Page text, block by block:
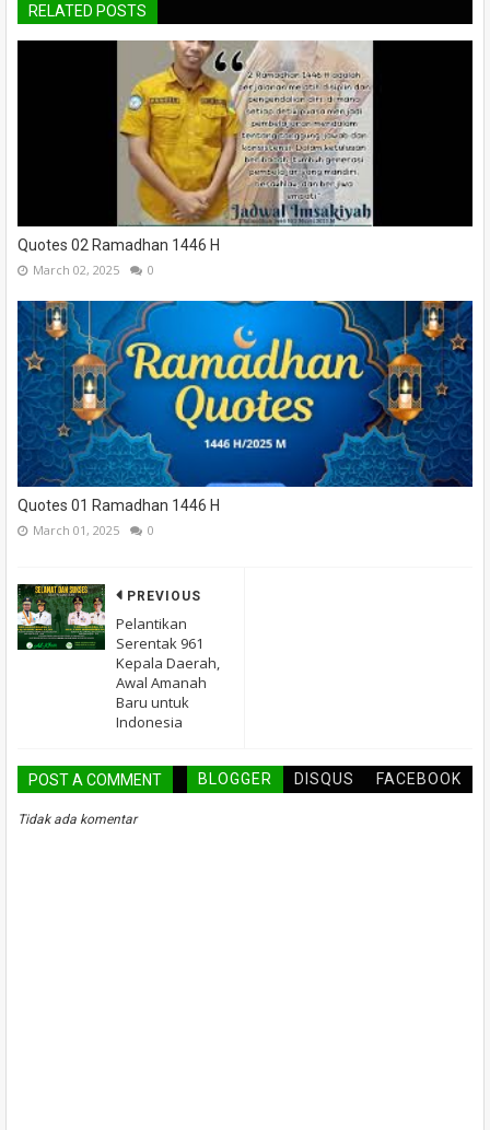
RELATED POSTS
Quotes 02 Ramadhan 1446 H
March 02, 2025 0
Quotes 01 Ramadhan 1446 H
March 01, 2025 0
PREVIOUS
Pelantikan
Serentak 961
Kepala Daerah,
Awal Amanah
Baru untuk
Indonesia
POST A COMMENT BLOGGER DISQUS FACEBOOK
Tidak ada komentar